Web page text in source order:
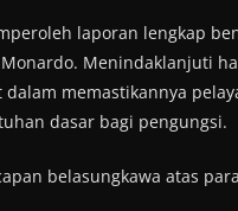
laporan lengkap
Menindaklanjuti
memastikannya
dasar bagi pengungsi.
belasungkawa atas